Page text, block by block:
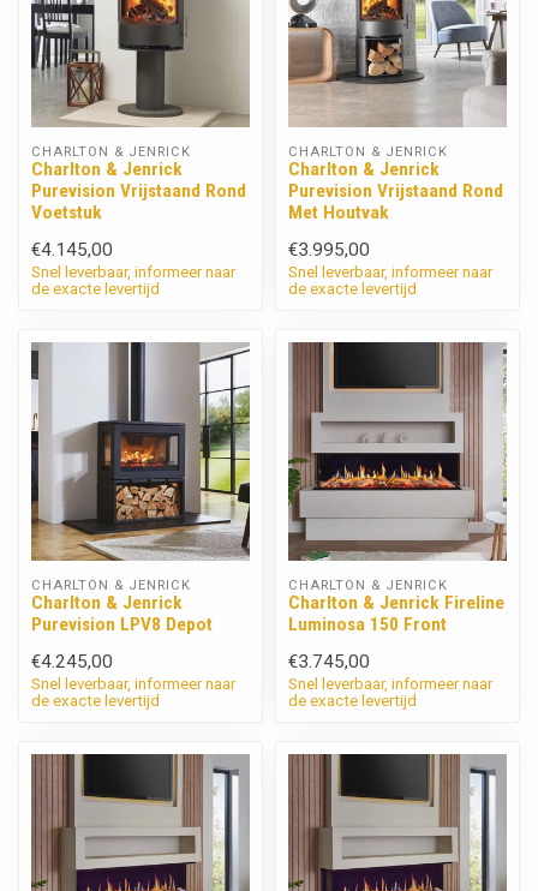
CHARLTON & JENRICK
Charlton & Jenrick
Purevision Vrijstaand Rond
Voetstuk
€4.145,00
Snel leverbaar, informeer naar
de exacte levertijd
CHARLTON & JENRICK
Charlton & Jenrick
Purevision Vrijstaand Rond
Met Houtvak
€3.995,00
Snel leverbaar, informeer naar
de exacte levertijd
CHARLTON & JENRICK
Charlton & Jenrick
Purevision LPV8 Depot
€4.245,00
Snel leverbaar, informeer naar
de exacte levertijd
CHARLTON & JENRICK
Charlton & Jenrick Fireline
Luminosa 150 Front
€3.745,00
Snel leverbaar, informeer naar
de exacte levertijd